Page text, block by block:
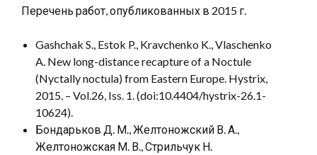
Перечень работ, опубликованных в 2015 г.
Gashchak S., Estok P., Kravchenko K., Vlaschenko
A. New long-distance recapture of a Noctule
(Nyctally noctula) from Eastern Europe. Hystrix,
2015. – Vol.26, Iss. 1. (doi:10.4404/hystrix-26.1-
10624).
Бондарьков Д. М., Желтоножский В. А.,
Желтоножская М. В., Стрильчук Н.